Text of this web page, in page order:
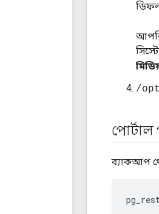
/
ব্যাকআপ